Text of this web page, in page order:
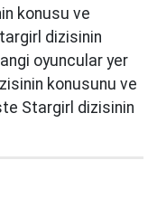
konusu ve
dizisinin
oyuncular yer
konusunu ve
Stargirl dizisinin